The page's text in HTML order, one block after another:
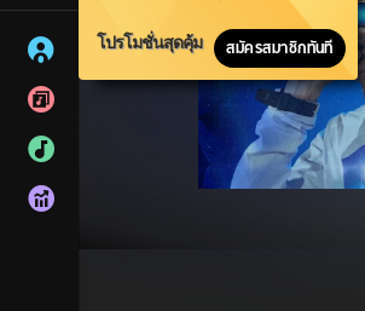
โปรโมชั่นสุดคุ้ม สมัครสมาชิกทันที